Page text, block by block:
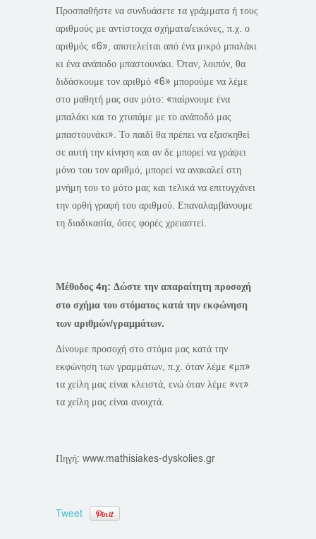
Προσπαθήστε να συνδυάσετε τα γράμματα ή τους
αριθμούς με αντίστοιχα σχήματα/εικόνες, π.χ. ο
αριθμός «6», αποτελείται από ένα μικρό μπαλάκι
κι ένα ανάποδο μπαστουνάκι. Όταν, λοιπόν, θα
διδάσκουμε τον αριθμό «6» μπορούμε να λέμε
στο μαθητή μας σαν μότο: «παίρνουμε ένα
μπαλάκι και το χτυπάμε με το ανάποδό μας
μπαστουνάκι». Το παιδί θα πρέπει να εξασκηθεί
σε αυτή την κίνηση και αν δε μπορεί να γράψει
μόνο του τον αριθμό, μπορεί να ανακαλεί στη
μνήμη του το μότο μας και τελικά να επιτυγχάνει
την ορθή γραφή του αριθμού. Επαναλαμβάνουμε
τη διαδικασία, όσες φορές χρειαστεί.
Μέθοδος 4η: Δώστε την απαραίτητη προσοχή
στο σχήμα του στόματος κατά την εκφώνηση
των αριθμών/γραμμάτων.
Δίνουμε προσοχή στο στόμα μας κατά την
εκφώνηση των γραμμάτων, π.χ. όταν λέμε «μπ»
τα χείλη μας είναι κλειστά, ενώ όταν λέμε «ντ»
τα χείλη μας είναι ανοιχτά.
Πηγή: www.mathisiakes-dyskolies.gr
Tweet